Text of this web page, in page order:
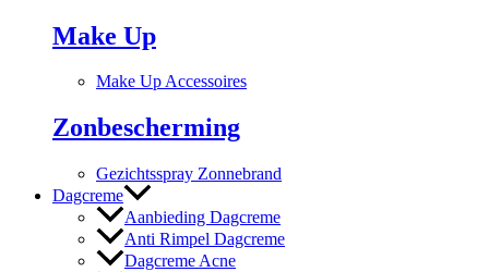
Make Up
Make Up Accessoires
Zonbescherming
Gezichtsspray Zonnebrand
Dagcreme
Aanbieding Dagcreme
Anti Rimpel Dagcreme
Dagcreme Acne